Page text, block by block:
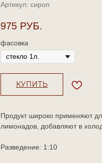
Артикул: сироп
975 РУБ.
фасовка
КУПИТЬ
Продукт широко применяют
лимонадов, добавляют в
Разведение: 1:10